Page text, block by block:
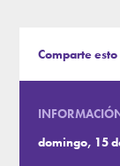
Comparte esto
domingo, 15